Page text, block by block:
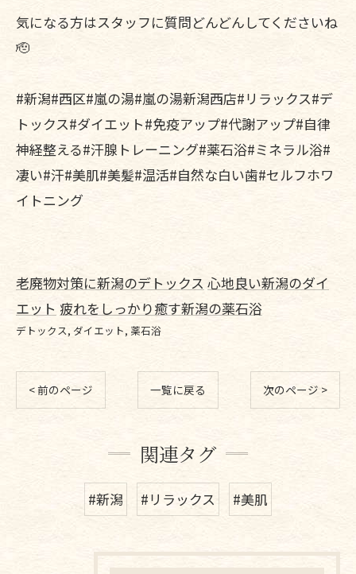
気になる方はスタッフに質問どんどんしてくださいね
🫡
#新潟#西区#嵐の湯#嵐の湯新潟西店#リラックス#デ
トックス#ダイエット#免疫アップ#代謝アップ#自律
神経整える#汗腺トレーニング#薬石浴#ミネラル浴#
凄い#汗#美肌#美髪#温活#自然な白い歯#セルフホワ
イトニング
老廃物対策に新潟のデトックス 心地良い新潟のダイ
エット 疲れをしっかり癒す新潟の薬石浴
デトックス ダイエット 薬石浴
< 前のページ 一覧に戻る 次のページ >
関連タグ
#新潟 #リラックス #美肌